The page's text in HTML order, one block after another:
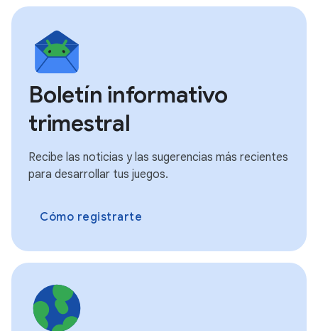
Boletín informativo
trimestral
Recibe las noticias y las sugerencias más recientes
para desarrollar tus juegos.
Cómo registrarte